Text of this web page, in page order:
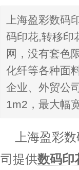
上海盈彩数码
码印花,转移印
网，没有套色
化纤等各种面
企业、外贸公
1m2，最大幅
上海盈彩
司提供数码印